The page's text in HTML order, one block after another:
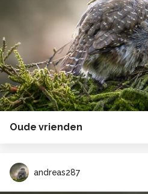
Oude vrienden
andreas287